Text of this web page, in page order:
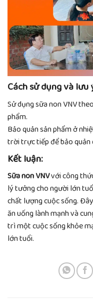
Cách sử dụng và lưu
Sử dụng sữa non VNV
phẩm.
Bảo quản sản phẩm ở
trời trực tiếp để bảo quản
Kết luận:
Sữa non VNVvới công
lý tưởng cho người lớn
chất lượng cuộc sống.
ăn uống lành mạnh và
trì một cuộc sống khỏe
lớn tuổi.